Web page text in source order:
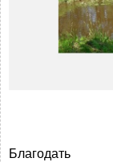
Благодать